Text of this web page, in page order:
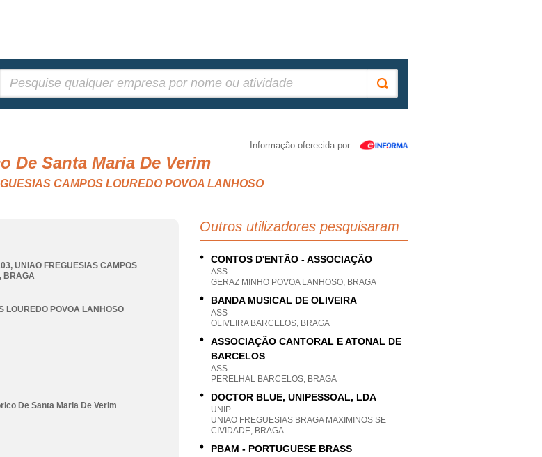
Informação oferecida por
De Santa Maria De Verim
CAMPOS LOUREDO POVOA LANHOSO
, UNIAO FREGUESIAS CAMPOS
, BRAGA
LOUREDO POVOA LANHOSO
De Santa Maria De Verim
Outros utilizadores pesquisaram
CONTOS D'ENTÃO - ASSOCIAÇÃO
ASS
GERAZ MINHO POVOA LANHOSO, BRAGA
BANDA MUSICAL DE OLIVEIRA
ASS
OLIVEIRA BARCELOS, BRAGA
ASSOCIAÇÃO CANTORAL E ATONAL DE
BARCELOS
ASS
PERELHAL BARCELOS, BRAGA
DOCTOR BLUE, UNIPESSOAL, LDA
UNIP
UNIAO FREGUESIAS BRAGA MAXIMINOS SE
CIVIDADE, BRAGA
PBAM - PORTUGUESE BRASS